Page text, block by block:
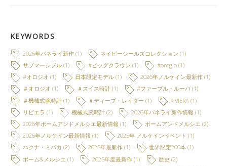
KEYWORDS
2026年パネライ新作(1) ネイビーシールズコレクション (1)
サブマーシブル(1) #ビッグクラウン (1) #orogio(1)
#オロジオ (1) 日本限定モデル(1) 2026年ノルケイン最新作(1)
＃オロジオ (1) ＃スイス時計(1) #ファーブル・ルーバ(1)
＃機械式腕時計(1) ＃ディープ・レイダー (1) RIVIERA(1)
リビエラ (1) 機械式腕時計(2) 2026年パネライ新作情報 (1)
2026年ボームアンドメルシエ最新情報 (1) ボームアンドメルシエ(2)
2026年ノルケイン最新情報 (1) 2025年 ノルケインイベント (1)
ハクナ・ミパカ (2) 2025年最新作(1) 世界限定200本(1)
ボーム&メルシエ (1) 2025年度最新作(1) 歴史 (2)